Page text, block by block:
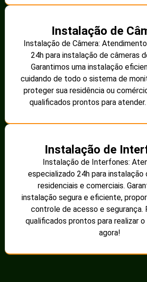
Instalação de
Instalação de Câmera:
24h para instalação de câmeras
Garantimos uma instalação
cuidando de todo o sistema de
proteger sua residência ou
qualificados prontos para
Instalação de
Instalação de Interfones:
especializado 24h para
residenciais e comerciais.
instalação segura e eficiente,
controle de acesso e segurança.
qualificados prontos para realizar
agora!